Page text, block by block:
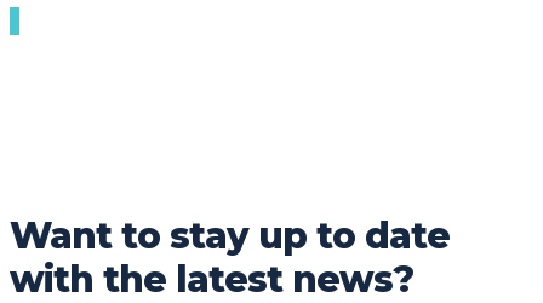
Want to stay up to date
with the latest news?